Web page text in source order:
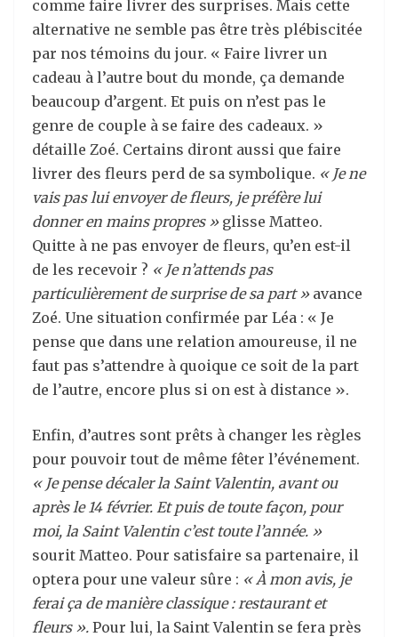
comme faire livrer des surprises. Mais cette
alternative ne semble pas être très plébiscitée
par nos témoins du jour. « Faire livrer un
cadeau à l’autre bout du monde, ça demande
beaucoup d’argent. Et puis on n’est pas le
genre de couple à se faire des cadeaux. »
détaille Zoé. Certains diront aussi que faire
livrer des fleurs perd de sa symbolique. « Je ne
vais pas lui envoyer de fleurs, je préfère lui
donner en mains propres »glisse Matteo.
Quitte à ne pas envoyer de fleurs, qu’en est-il
de les recevoir ? « Je n’attends pas
particulièrement de surprise de sa part »avance
Zoé. Une situation confirmée par Léa : « Je
pense que dans une relation amoureuse, il ne
faut pas s’attendre à quoique ce soit de la part
de l’autre, encore plus si on est à distance ».
Enfin, d’autres sont prêts à changer les règles
pour pouvoir tout de même fêter l’événement.
« Je pense décaler la Saint Valentin, avant ou
après le 14 février. Et puis de toute façon, pour
moi, la Saint Valentin c’est toute l’année. »
sourit Matteo. Pour satisfaire sa partenaire, il
optera pour une valeur sûre : « À mon avis, je
ferai ça de manière classique : restaurant et
fleurs ». Pour lui, la Saint Valentin se fera près